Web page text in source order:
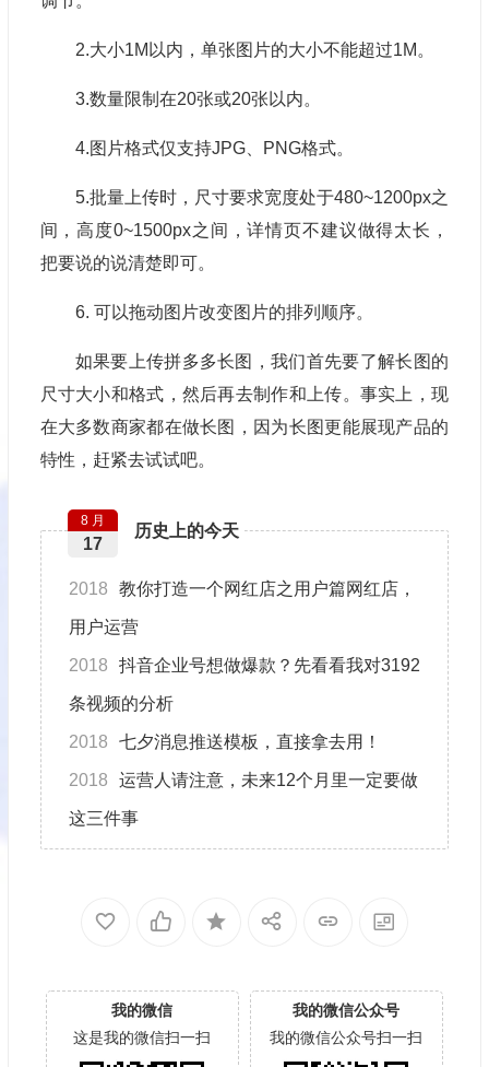
2.大小1M以内，单张图片的大小不能超过1M。
3.数量限制在20张或20张以内。
4.图片格式仅支持JPG、PNG格式。
5.批量上传时，尺寸要求宽度处于480~1200px之
间，高度0~1500px之间，详情页不建议做得太长，
把要说的说清楚即可。
6. 可以拖动图片改变图片的排列顺序。
如果要上传拼多多长图，我们首先要了解长图的
尺寸大小和格式，然后再去制作和上传。事实上，现
在大多数商家都在做长图，因为长图更能展现产品的
特性，赶紧去试试吧。
历史上的今天
8 月
17
2018 教你打造一个网红店之用户篇网红店，
用户运营
2018 抖音企业号想做爆款？先看看我对3192
条视频的分析
2018 七夕消息推送模板，直接拿去用！
2018 运营人请注意，未来12个月里一定要做
这三件事
我的微信
这是我的微信扫一扫
我的微信公众号
我的微信公众号扫一扫